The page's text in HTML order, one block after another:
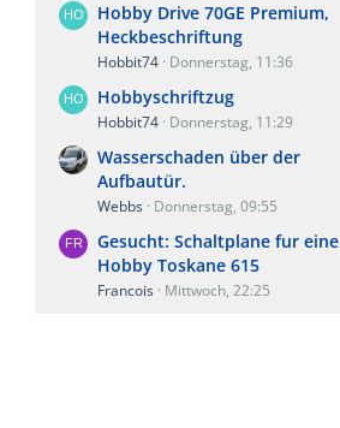
Hobby Drive 70GE Premium,
Heckbeschriftung
Hobbit74 Donnerstag, 11:36
Hobbyschriftzug
Hobbit74 Donnerstag, 11:29
Wasserschaden über der
Aufbautür.
Webbs Donnerstag, 09:55
Gesucht: Schaltplane fur eine
Hobby Toskane 615
Francois Mittwoch, 22:25